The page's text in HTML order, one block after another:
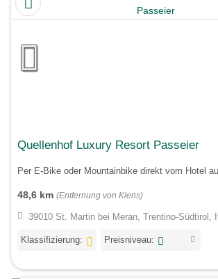
Quellenhof Luxury Resort Passeier
Per E-Bike oder Mountainbike direkt vom Hotel
48,6 km (Entfernung von Kiens)
39010 St. Martin bei Meran, Trentino-Südtirol,
Klassifizierung: Preisniveau: